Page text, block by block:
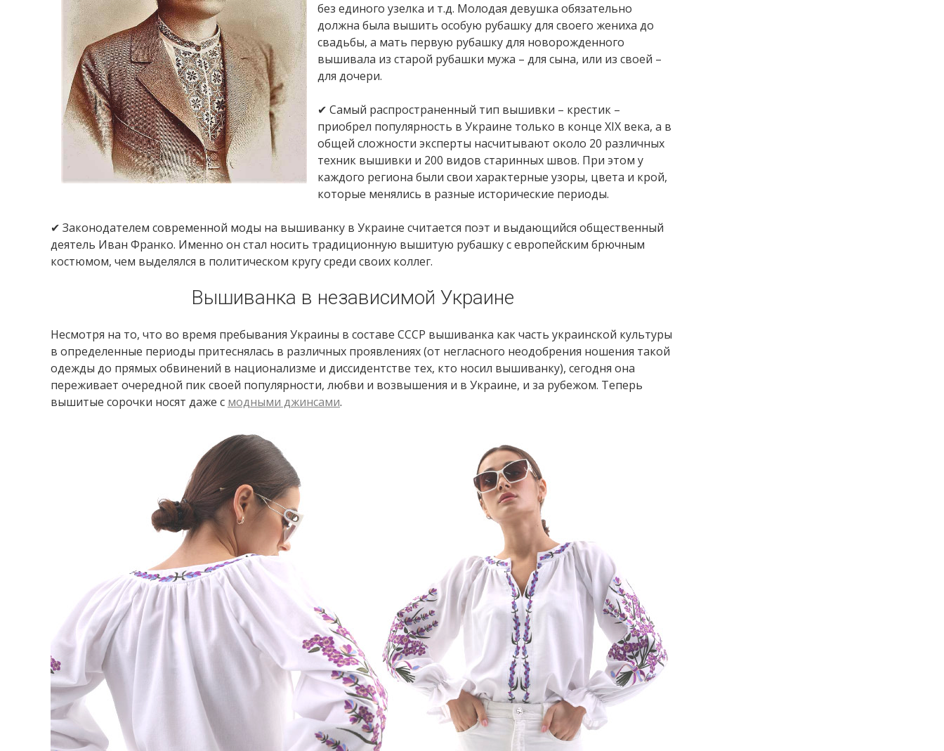
без единого узелка и т.д. Молодая девушка обязательно
должна была вышить особую рубашку для своего жениха до
свадьбы, а мать первую рубашку для новорожденного
вышивала из старой рубашки мужа – для сына, или из своей –
для дочери.
✔ Самый распространенный тип вышивки – крестик –
приобрел популярность в Украине только в конце XIX века, а в
общей сложности эксперты насчитывают около 20 различных
техник вышивки и 200 видов старинных швов. При этом у
каждого региона были свои характерные узоры, цвета и крой,
которые менялись в разные исторические периоды.
✔ Законодателем современной моды на вышиванку в Украине считается поэт и выдающийся общественный
деятель Иван Франко. Именно он стал носить традиционную вышитую рубашку с европейским брючным
костюмом, чем выделялся в политическом кругу среди своих коллег.
Вышиванка в независимой Украине
Несмотря на то, что во время пребывания Украины в составе СССР вышиванка как часть украинской культуры
в определенные периоды притеснялась в различных проявлениях (от негласного неодобрения ношения такой
одежды до прямых обвинений в национализме и диссидентстве тех, кто носил вышиванку), сегодня она
переживает очередной пик своей популярности, любви и возвышения и в Украине, и за рубежом. Теперь
вышитые сорочки носят даже с модными джинсами.